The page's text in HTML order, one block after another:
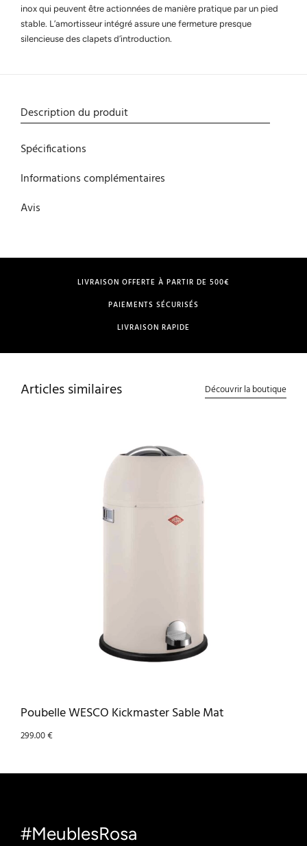
inox qui peuvent être actionnées de manière pratique par un pied
stable. L’amortisseur intégré assure une fermeture presque
silencieuse des clapets d’introduction.
Description du produit
Spécifications
Informations complémentaires
Avis
LIVRAISON OFFERTE À PARTIR DE 500€
PAIEMENTS SÉCURISÉS
LIVRAISON RAPIDE
Articles similaires Découvrir la boutique
Poubelle WESCO Kickmaster Sable Mat
299.00€
#MeublesRosa